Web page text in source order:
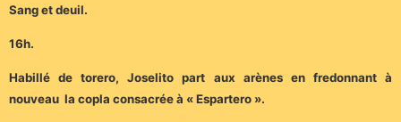
Sang et deuil.
16h.
Habillé de torero, Joselito part aux arènes en fredonnant à
nouveau la copla consacrée à « Espartero ».